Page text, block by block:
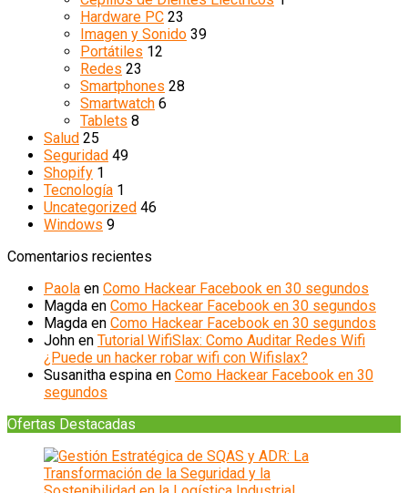
Hardware PC 23
Imagen y Sonido 39
Portátiles 12
Redes 23
Smartphones 28
Smartwatch 6
Tablets 8
Salud 25
Seguridad 49
Shopify 1
Tecnología 1
Uncategorized 46
Windows 9
Comentarios recientes
Paola en Como Hackear Facebook en 30 segundos
Magda en Como Hackear Facebook en 30 segundos
Magda en Como Hackear Facebook en 30 segundos
John en Tutorial WifiSlax: Como Auditar Redes Wifi
¿Puede un hacker robar wifi con Wifislax?
Susanitha espina en Como Hackear Facebook en 30
segundos
Ofertas Destacadas